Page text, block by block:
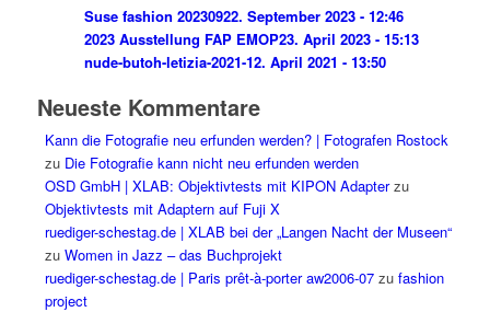
Suse fashion 20230922. September 2023 - 12:46
2023 Ausstellung FAP EMOP23. April 2023 - 15:13
nude-butoh-letizia-2021-12. April 2021 - 13:50
Neueste Kommentare
Kann die Fotografie neu erfunden werden? | Fotografen Rostock
zu Die Fotografie kann nicht neu erfunden werden
OSD GmbH | XLAB: Objektivtests mit KIPON Adapterzu
Objektivtests mit Adaptern auf Fuji X
ruediger-schestag.de | XLAB bei der „Langen Nacht der Museen“
zu Women in Jazz – das Buchprojekt
ruediger-schestag.de | Paris prêt-à-porter aw2006-07zu fashion
project